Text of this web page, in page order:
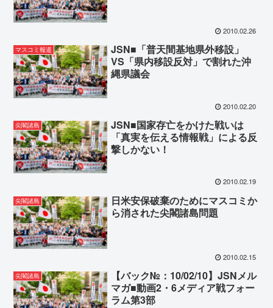
2010.02.26
マスコミ報道
JSN■「普天間基地県外移設」
VS「県内移設反対」で割れた沖
縄県議会
2010.02.20
尖閣諸島
JSN■国家存亡をかけた戦いは
「真実を伝える情報戦」による反
撃しかない！
2010.02.19
尖閣諸島
日米安保破棄のためにマスコミか
ら消された尖閣諸島問題
2010.02.15
尖閣諸島
【バック№：10/02/10】JSNメル
マガ■動画2・6メディア戦フォー
ラム第3部